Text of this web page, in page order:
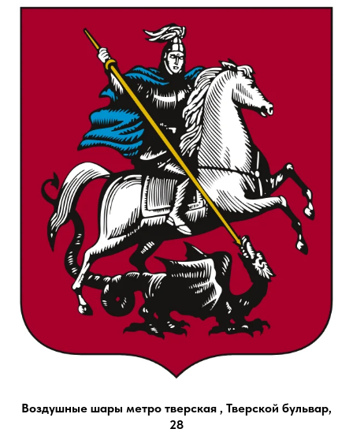
Воздушные шары метро тверская , Тверской бульвар,
28